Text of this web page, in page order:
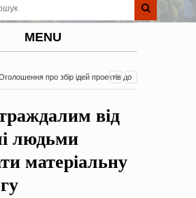
MENU
про збір ідей проектів до
2020 роки Оголошення про збір ідей
від
людьми
матеріальну